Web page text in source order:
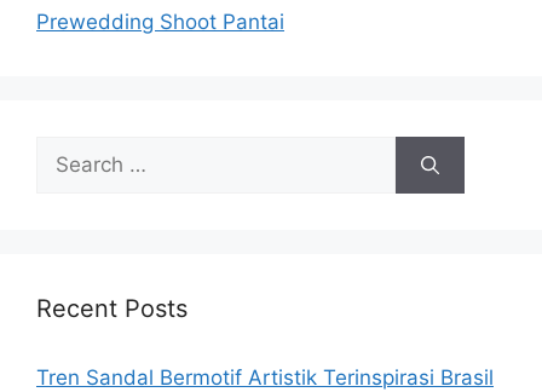
Prewedding Shoot Pantai
Search
for:
Recent Posts
Tren Sandal Bermotif Artistik Terinspirasi Brasil